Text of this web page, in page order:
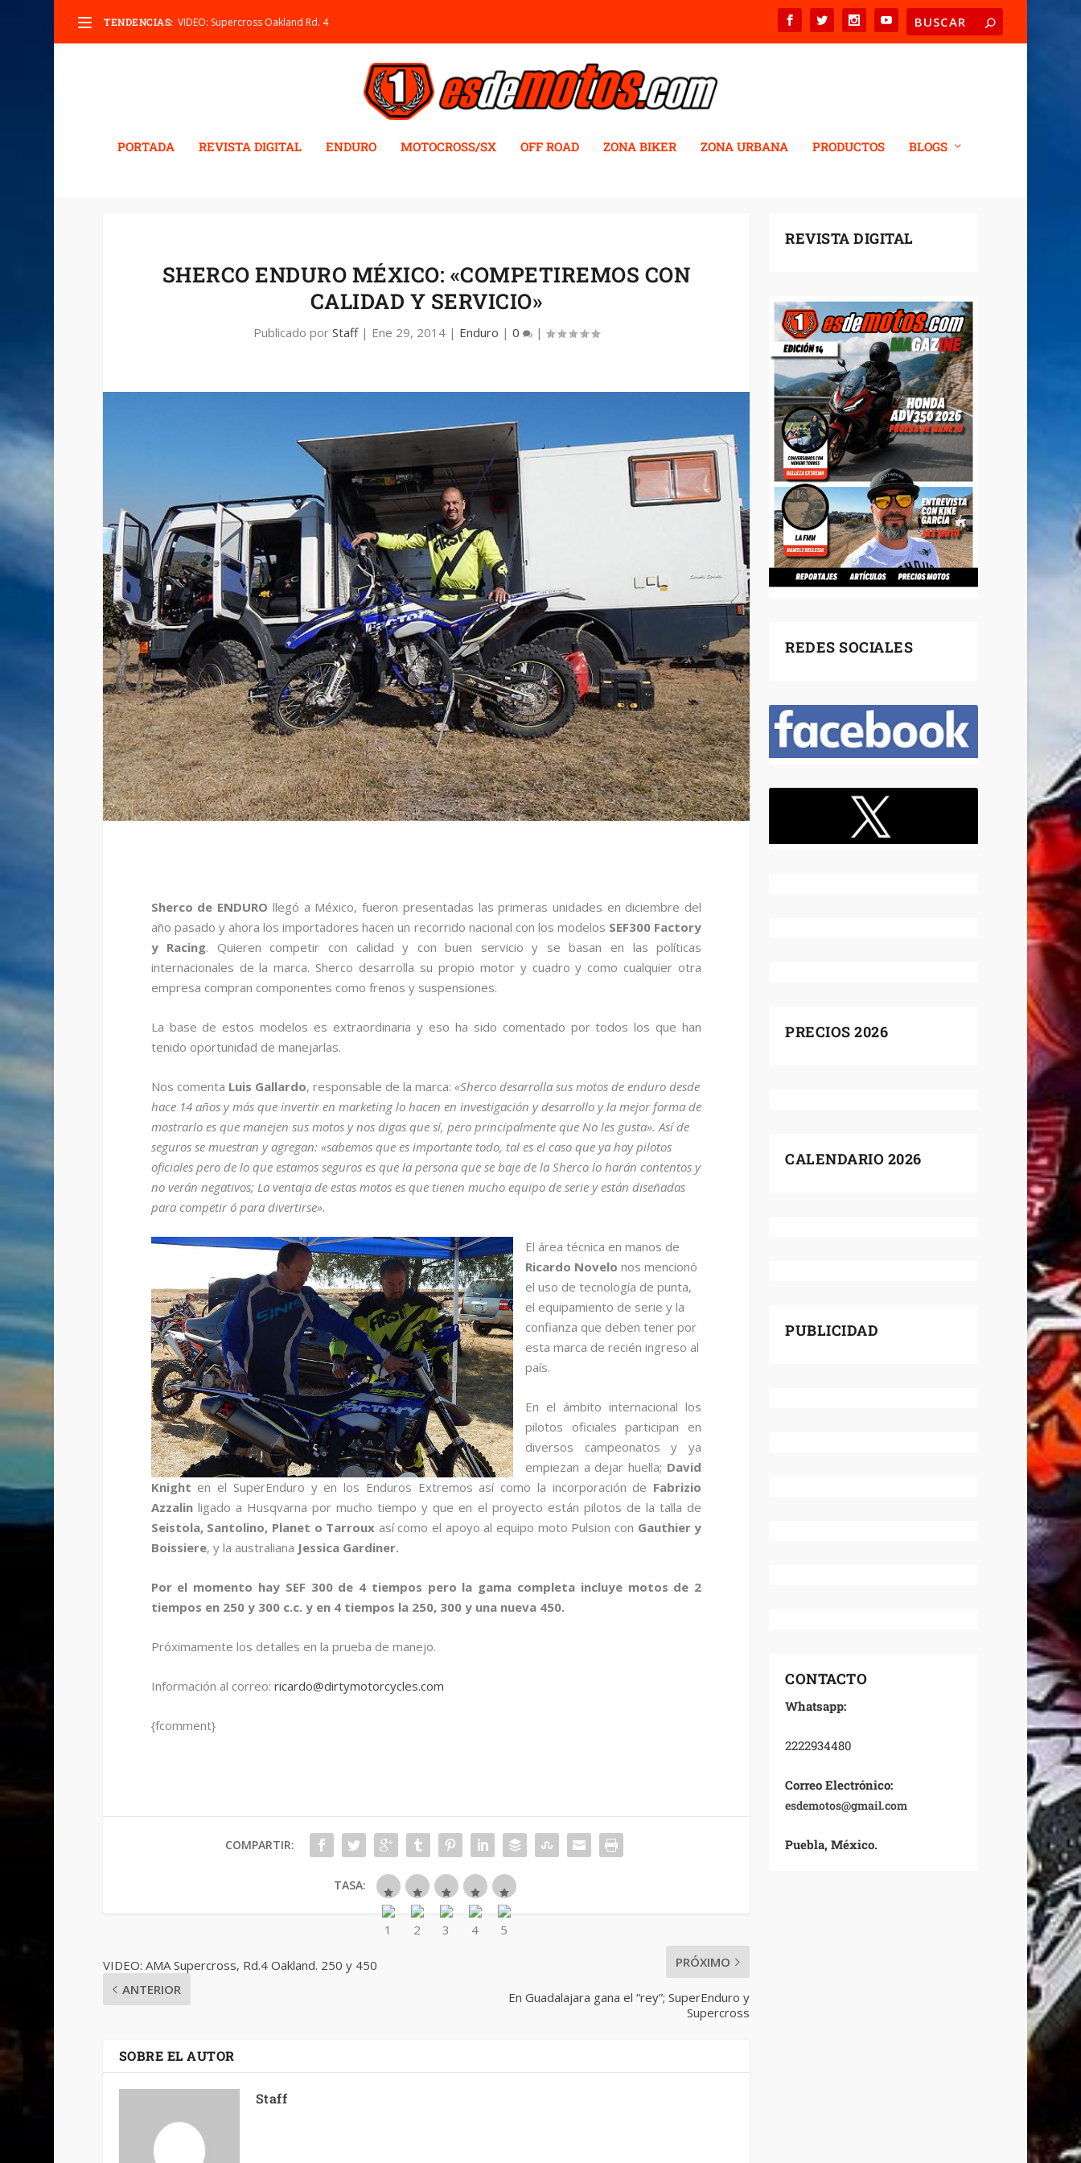
TENDENCIAS: VIDEO: Supercross Oakland Rd. 4
PORTADA REVISTA DIGITAL ENDURO MOTOCROSS/SX OFF ROAD ZONA BIKER ZONA URBANA PRODUCTOS BLOGS
SHERCO ENDURO MÉXICO: «COMPETIREMOS CON
CALIDAD Y SERVICIO»
Publicado por Staff| Ene 29, 2014| Enduro | 0 |
Sherco de ENDURO llegó a México, fueron presentadas las primeras unidades en diciembre del
año pasado y ahora los importadores hacen un recorrido nacional con los modelos SEF300 Factory
y Racing. Quieren competir con calidad y con buen servicio y se basan en las políticas
internacionales de la marca. Sherco desarrolla su propio motor y cuadro y como cualquier otra
empresa compran componentes como frenos y suspensiones.
La base de estos modelos es extraordinaria y eso ha sido comentado por todos los que han
tenido oportunidad de manejarlas.
Nos comenta Luis Gallardo, responsable de la marca: «Sherco desarrolla sus motos de enduro desde
hace 14 años y más que invertir en marketing lo hacen en investigación y desarrollo y la mejor forma de
mostrarlo es que manejen sus motos y nos digas que sí, pero principalmente que No les gusta». Así de
seguros se muestran y agregan: «sabemos que es importante todo, tal es el caso que ya hay pilotos
oficiales pero de lo que estamos seguros es que la persona que se baje de la Sherco lo harán contentos y
no verán negativos; La ventaja de estas motos es que tienen mucho equipo de serie y están diseñadas
para competir ó para divertirse».
El área técnica en manos de
Ricardo Novelo nos mencionó
el uso de tecnología de punta,
el equipamiento de serie y la
confianza que deben tener por
esta marca de recién ingreso al
país.
En el ámbito internacional los
pilotos oficiales participan en
diversos campeonatos y ya
empiezan a dejar huella; David
Knight en el SuperEnduro y en los Enduros Extremos así como la incorporación de Fabrizio
Azzalinligado a Husqvarna por mucho tiempo y que en el proyecto están pilotos de la talla de
Seistola, Santolino, Planet o Tarroux así como el apoyo al equipo moto Pulsion con Gauthier y
Boissiere, y la australiana Jessica Gardiner.
Por el momento hay SEF 300 de 4 tiempos pero la gama completa incluye motos de 2
tiempos en 250 y 300 c.c. y en 4 tiempos la 250, 300 y una nueva 450.
Próximamente los detalles en la prueba de manejo.
Información al correo: ricardo@dirtymotorcycles.com
{fcomment}
COMPARTIR:
TASA:
VIDEO: AMA Supercross, Rd.4 Oakland. 250 y 450
ANTERIOR
PRÓXIMO
En Guadalajara gana el “rey”; SuperEnduro y
Supercross
SOBRE EL AUTOR
Staff
REVISTA DIGITAL
REDES SOCIALES
PRECIOS 2026
CALENDARIO 2026
PUBLICIDAD
CONTACTO
Whatsapp:
2222934480
Correo Electrónico:
esdemotos@gmail.com
Puebla, México.